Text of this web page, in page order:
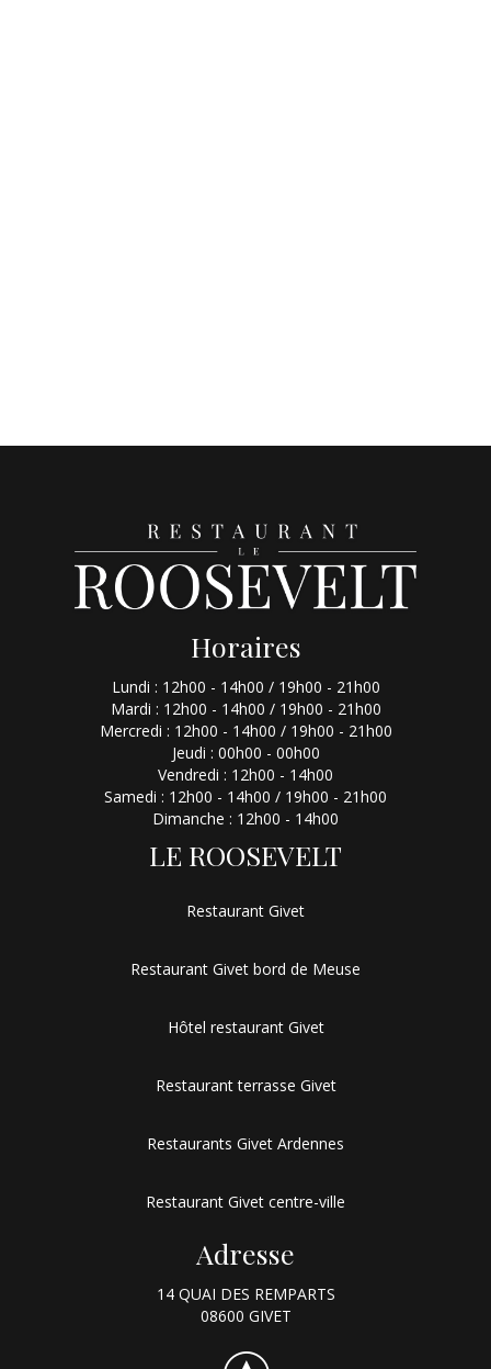
Horaires
Lundi : 12h00 - 14h00 / 19h00 - 21h00
Mardi : 12h00 - 14h00 / 19h00 - 21h00
Mercredi : 12h00 - 14h00 / 19h00 - 21h00
Jeudi : 00h00 - 00h00
Vendredi : 12h00 - 14h00
Samedi : 12h00 - 14h00 / 19h00 - 21h00
Dimanche : 12h00 - 14h00
LE ROOSEVELT
Restaurant Givet
Restaurant Givet bord de Meuse
Hôtel restaurant Givet
Restaurant terrasse Givet
Restaurants Givet Ardennes
Restaurant Givet centre-ville
Adresse
14 QUAI DES REMPARTS
08600 GIVET